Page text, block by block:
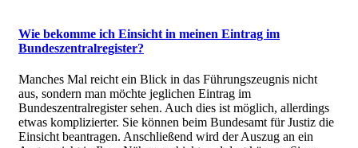
Wie bekomme ich Einsicht in meinen Eintrag im
Bundeszentralregister?
Manches Mal reicht ein Blick in das Führungszeugnis nicht
aus, sondern man möchte jeglichen Eintrag im
Bundeszentralregister sehen. Auch dies ist möglich, allerdings
etwas komplizierter. Sie können beim Bundesamt für Justiz die
Einsicht beantragen. Anschließend wird der Auszug an ein